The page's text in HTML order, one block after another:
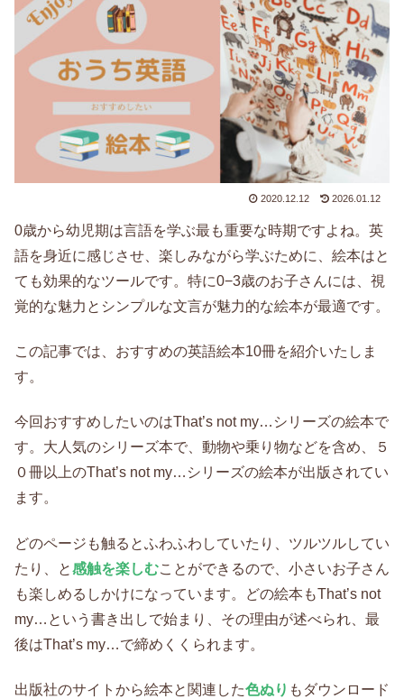
2020.12.12 2026.01.12
0歳から幼児期は言語を学ぶ最も重要な時期ですよね。英
語を身近に感じさせ、楽しみながら学ぶために、絵本はと
ても効果的なツールです。特に0−3歳のお子さんには、視
覚的な魅力とシンプルな文言が魅力的な絵本が最適です。
この記事では、おすすめの英語絵本10冊を紹介いたしま
す。
今回おすすめしたいのはThat’s not my…シリーズの絵本で
す。大人気のシリーズ本で、動物や乗り物などを含め、５
０冊以上のThat’s not my…シリーズの絵本が出版されてい
ます。
どのページも触るとふわふわしていたり、ツルツルしてい
たり、と感触を楽しむことができるので、小さいお子さん
も楽しめるしかけになっています。どの絵本もThat’s not
my…という書き出しで始まり、その理由が述べられ、最
後はThat’s my…で締めくくられます。
出版社のサイトから絵本と関連した色ぬり もダウンロード